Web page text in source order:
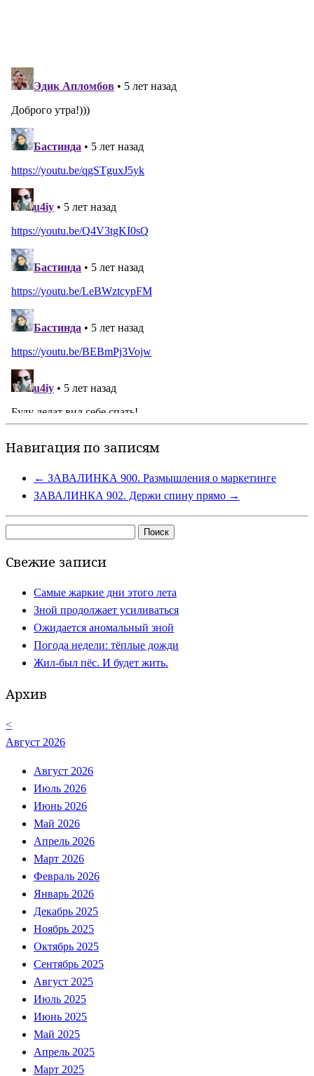
Навигация по записям
← ЗАВАЛИНКА 900. Размышления о маркетинге
ЗАВАЛИНКА 902. Держи спину прямо →
Свежие записи
Самые жаркие дни этого лета
Зной продолжает усиливаться
Ожидается аномальный зной
Погода недели: тёплые дожди
Жил-был пёс. И будет жить.
Архив
<
Август 2026
Август 2026
Июль 2026
Июнь 2026
Май 2026
Апрель 2026
Март 2026
Февраль 2026
Январь 2026
Декабрь 2025
Ноябрь 2025
Октябрь 2025
Сентябрь 2025
Август 2025
Июль 2025
Июнь 2025
Май 2025
Апрель 2025
Март 2025